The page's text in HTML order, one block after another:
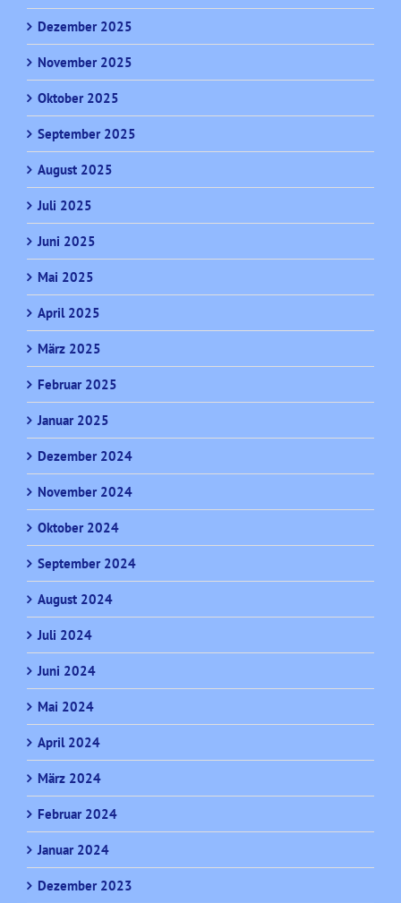
Dezember 2025
November 2025
Oktober 2025
September 2025
August 2025
Juli 2025
Juni 2025
Mai 2025
April 2025
März 2025
Februar 2025
Januar 2025
Dezember 2024
November 2024
Oktober 2024
September 2024
August 2024
Juli 2024
Juni 2024
Mai 2024
April 2024
März 2024
Februar 2024
Januar 2024
Dezember 2023